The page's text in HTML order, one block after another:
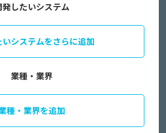
発したいシステム
いシステムをさらに追加
業種・業界
種・業界を追加